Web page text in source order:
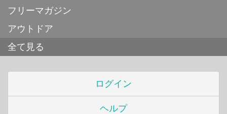
フリーマガジン
アウトドア
全て見る
ログイン
ヘルプ